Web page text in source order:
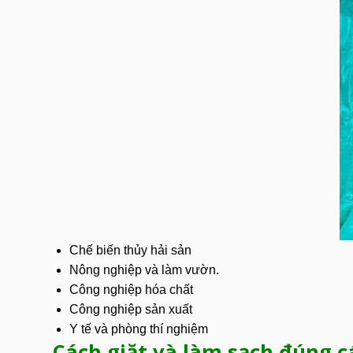
Chế biến thủy hải sản
Nông nghiệp và làm vườn.
Công nghiệp hóa chất
Công nghiệp sản xuất
Y tế và phòng thí nghiệm